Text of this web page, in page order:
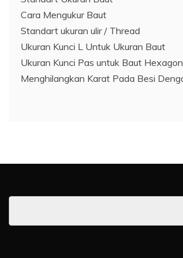
Cara Mengukur Baut
Standart ukuran ulir / Thread
Ukuran Kunci L Untuk Ukuran Baut
Ukuran Kunci Pas untuk Baut Hexagon
Menghilangkan Karat Pada Besi